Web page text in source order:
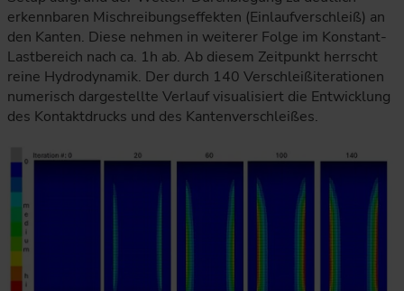
erkennbaren Mischreibungseffekten (Einlaufverschleiß) an
den Kanten. Diese nehmen in weiterer Folge im Konstant-
Lastbereich nach ca. 1h ab. Ab diesem Zeitpunkt herrscht
reine Hydrodynamik. Der durch 140 Verschleißiterationen
numerisch dargestellte Verlauf visualisiert die Entwicklung
des Kontaktdrucks und des Kantenverschleißes.